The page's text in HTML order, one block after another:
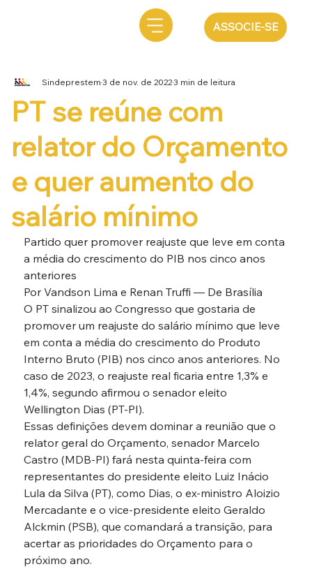
ASSOCIE-SE
PT se reúne com
relator do Orçamento
e quer aumento do
salário mínimo
Sindeprestem3 de nov. de 20223 min de leitura
Partido quer promover reajuste que leve em conta
a média do crescimento do PIB nos cinco anos
anteriores
Por Vandson Lima e Renan Truffi — De Brasília
O PT sinalizou ao Congresso que gostaria de
promover um reajuste do salário mínimo que leve
em conta a média do crescimento do Produto
Interno Bruto (PIB) nos cinco anos anteriores. No
caso de 2023, o reajuste real ficaria entre 1,3% e
1,4%, segundo afirmou o senador eleito
Wellington Dias (PT-PI).
Essas definições devem dominar a reunião que o
relator geral do Orçamento, senador Marcelo
Castro (MDB-PI) fará nesta quinta-feira com
representantes do presidente eleito Luiz Inácio
Lula da Silva (PT), como Dias, o ex-ministro Aloizio
Mercadante e o vice-presidente eleito Geraldo
Alckmin (PSB), que comandará a transição, para
acertar as prioridades do Orçamento para o
próximo ano.